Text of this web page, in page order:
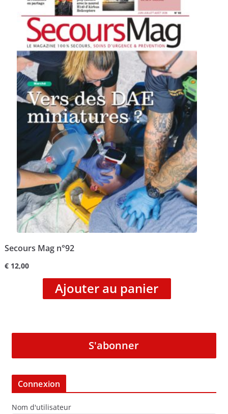
Secours Mag n°92
€12,00
Ajouter au panier
S'abonner
Connexion
Nom d'utilisateur